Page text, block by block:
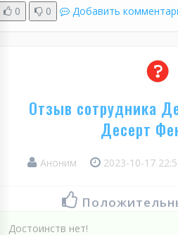
0 0 Добавить
Отзыв сотрудника
Десерт
Аноним 2023-10-17
Достоинств нет!